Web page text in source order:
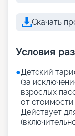
Скачать
Условия
●Детский
(за
взрослых
от стоимости
Действует